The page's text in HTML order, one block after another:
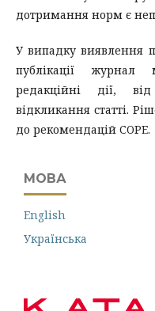
дотримання норм є
У випадку виявлення
публікації журнал
редакційні дії,
відкликання статті.
до рекомендацій COPE.
МОВА
English
Українська